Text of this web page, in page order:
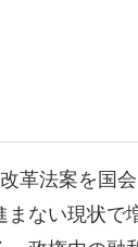
革法案を国
ない現状で